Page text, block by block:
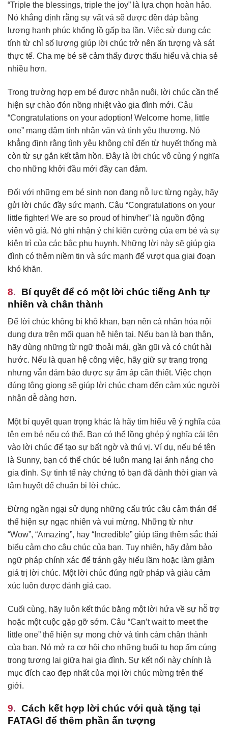
“Triple the blessings, triple the joy” là lựa chọn hoàn hảo.
Nó khẳng định rằng sự vất vả sẽ được đền đáp bằng
lượng hạnh phúc khổng lồ gấp ba lần. Việc sử dụng các
tính từ chỉ số lượng giúp lời chúc trở nên ấn tượng và sát
thực tế. Cha mẹ bé sẽ cảm thấy được thấu hiểu và chia sẻ
nhiều hơn.
Trong trường hợp em bé được nhận nuôi, lời chúc cần thể
hiện sự chào đón nồng nhiệt vào gia đình mới. Câu
“Congratulations on your adoption! Welcome home, little
one” mang đậm tính nhân văn và tình yêu thương. Nó
khẳng định rằng tình yêu không chỉ đến từ huyết thống mà
còn từ sự gắn kết tâm hồn. Đây là lời chúc vô cùng ý nghĩa
cho những khởi đầu mới đầy can đảm.
Đối với những em bé sinh non đang nỗ lực từng ngày, hãy
gửi lời chúc đầy sức mạnh. Câu “Congratulations on your
little fighter! We are so proud of him/her” là nguồn động
viên vô giá. Nó ghi nhận ý chí kiên cường của em bé và sự
kiên trì của các bậc phụ huynh. Những lời này sẽ giúp gia
đình có thêm niềm tin và sức mạnh để vượt qua giai đoạn
khó khăn.
Bí quyết để có một lời chúc tiếng Anh tự
nhiên và chân thành
Để lời chúc không bị khô khan, bạn nên cá nhân hóa nội
dung dựa trên mối quan hệ hiện tại. Nếu bạn là bạn thân,
hãy dùng những từ ngữ thoải mái, gần gũi và có chút hài
hước. Nếu là quan hệ công việc, hãy giữ sự trang trọng
nhưng vẫn đảm bảo được sự ấm áp cần thiết. Việc chọn
đúng tông giọng sẽ giúp lời chúc chạm đến cảm xúc người
nhận dễ dàng hơn.
Một bí quyết quan trọng khác là hãy tìm hiểu về ý nghĩa của
tên em bé nếu có thể. Bạn có thể lồng ghép ý nghĩa cái tên
vào lời chúc để tạo sự bất ngờ và thú vị. Ví dụ, nếu bé tên
là Sunny, bạn có thể chúc bé luôn mang lại ánh nắng cho
gia đình. Sự tinh tế này chứng tỏ bạn đã dành thời gian và
tâm huyết để chuẩn bị lời chúc.
Đừng ngần ngại sử dụng những cấu trúc câu cảm thán để
thể hiện sự ngạc nhiên và vui mừng. Những từ như
“Wow”, “Amazing”, hay “Incredible” giúp tăng thêm sắc thái
biểu cảm cho câu chúc của bạn. Tuy nhiên, hãy đảm bảo
ngữ pháp chính xác để tránh gây hiểu lầm hoặc làm giảm
giá trị lời chúc. Một lời chúc đúng ngữ pháp và giàu cảm
xúc luôn được đánh giá cao.
Cuối cùng, hãy luôn kết thúc bằng một lời hứa về sự hỗ trợ
hoặc một cuộc gặp gỡ sớm. Câu “Can’t wait to meet the
little one” thể hiện sự mong chờ và tình cảm chân thành
của bạn. Nó mở ra cơ hội cho những buổi tụ họp ấm cúng
trong tương lai giữa hai gia đình. Sự kết nối này chính là
mục đích cao đẹp nhất của mọi lời chúc mừng trên thế
giới.
Cách kết hợp lời chúc với quà tặng tại
FATAGI để thêm phần ấn tượng